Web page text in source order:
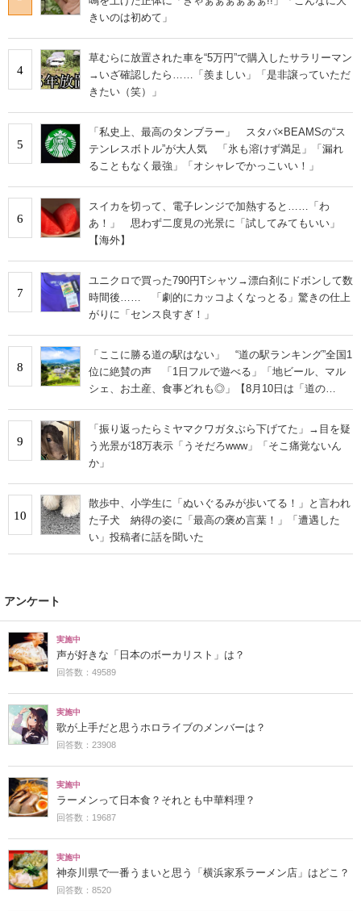
きいのは初めて」
4
草むらに放置された車を“5万円”で購入したサラリーマン
→いざ確認したら……「羨ましい」「是非譲っていただ
きたい（笑）」
5
「私史上、最高のタンブラー」 スタバ×BEAMSの“ス
テンレスボトル”が大人気 「氷も溶けず満足」「漏れ
ることもなく最強」「オシャレでかっこいい！」
6
スイカを切って、電子レンジで加熱すると……「わ
あ！」 思わず二度見の光景に「試してみてもいい」
【海外】
7
ユニクロで買った790円Tシャツ→漂白剤にドボンして数
時間後…… 「劇的にカッコよくなっとる」驚きの仕上
がりに「センス良すぎ！」
8
「ここに勝る道の駅はない」 “道の駅ランキング”全国1
位に絶賛の声 「1日フルで遊べる」「地ビール、マル
シェ、お土産、食事どれも◎」【8月10日は「道の
9
「振り返ったらミヤマクワガタぶら下げてた」→目を疑
う光景が18万表示「うそだろwww」「そこ痛覚ないん
か」
10
散歩中、小学生に「ぬいぐるみが歩いてる！」と言われ
た子犬 納得の姿に「最高の褒め言葉！」「遭遇した
い」投稿者に話を聞いた
アンケート
実施中
声が好きな「日本のボーカリスト」は？
回答数：49589
実施中
歌が上手だと思うホロライブのメンバーは？
回答数：23908
実施中
ラーメンって日本食？それとも中華料理？
回答数：19687
実施中
神奈川県で一番うまいと思う「横浜家系ラーメン店」はどこ？
回答数：8520